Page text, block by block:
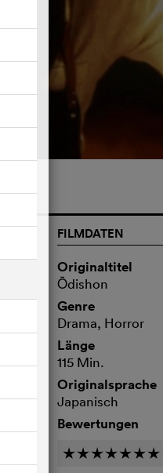
FILMDATEN
Originaltitel
Ōdishon
Genre
Drama, Horror
Länge
115 Min.
Originalsprache
Japanisch
Bewertungen
c c c c c c c